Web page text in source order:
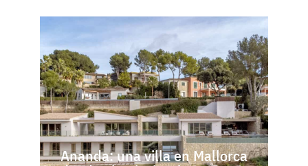
Ananda: una villa en Mallorca